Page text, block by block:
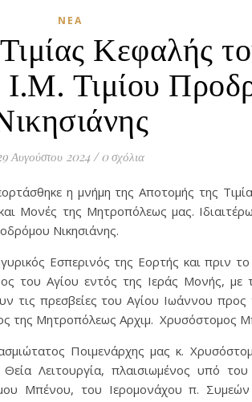
ΝΈΑ
Κεφαλής
Ι.Μ. Τιμίου
Αυγούστου 2024 / 0 σχόλια
η μνήμη της Αποτομής της
Μονές της Μητροπόλεως μας.
Νικησιάνης.
Εσπερινός της Εορτής και πριν
του Αγίου εντός της Ιεράς Μονής, με
τις πρεσβείες του Αγίου Ιωάννου
της Μητροπόλεως Αρχιμ. Χρυσόστομος
Ποιμενάρχης μας κ.
Λειτουργία, πλαισιωμένος υπό
Μπένου, του Ιερομονάχου π.